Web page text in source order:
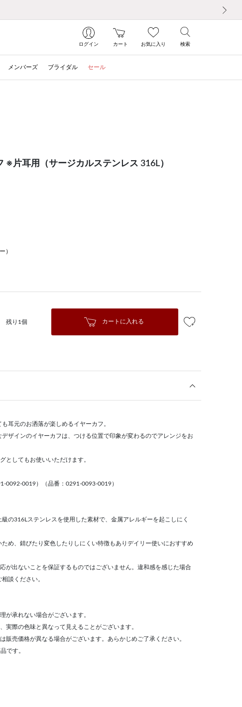
ログイン カート お気に入り 検索
メンバーズ ブライダル セール
※片耳用（サージカルステンレス 316L）
）
残り1個 カートに入れる
耳元のお洒落が楽しめるイヤーカフ。
ザインのイヤーカフは、つける位置で印象が変わるのでアレンジをお
としてもお使いいただけます。
0092-0019）（品番：0291-0093-0019）
の316Lステンレスを使用した素材で、金属アレルギーを起こしにく
め、錆びたり変色したりしにくい特徴もありデイリー使いにおすすめ
が出ないことを保証するものではございません。違和感を感じた場合
談ください。
が承れない場合がございます。
実際の色味と異なって見えることがございます。
販売価格が異なる場合がございます。あらかじめご了承ください。
です。